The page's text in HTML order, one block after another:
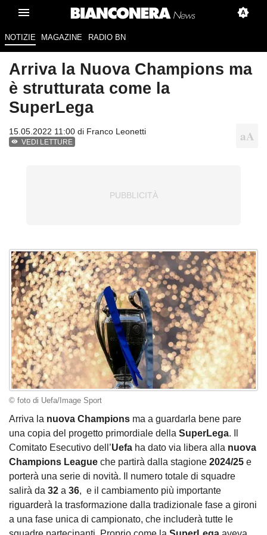
NOTIZIE MAGAZINE RADIO BN
Arriva la Nuova Champions ma
è strutturata come la
SuperLega
15.05.2022 11:00 di Franco Leonetti
VEDI LETTURE
© foto di Uefa/Image Sport
Arriva la nuova Champions ma a guardarla bene pare
una copia del progetto primordiale della SuperLega. Il
Comitato Esecutivo dell’Uefa ha dato via libera alla nuova
Champions League che partirà dalla stagione 2024/25 e
porterà una serie di novità. Il numero totale di squadre
salirà da 32 a 36, e il cambiamento più importante
riguarderà la trasformazione dalla tradizionale fase a gironi
a una fase unica di campionato, che includerà tutte le